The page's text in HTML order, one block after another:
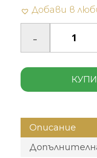
Добави в
КУПИ
Описание